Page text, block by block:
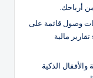
وصول قائمة على
مالية
الذكية